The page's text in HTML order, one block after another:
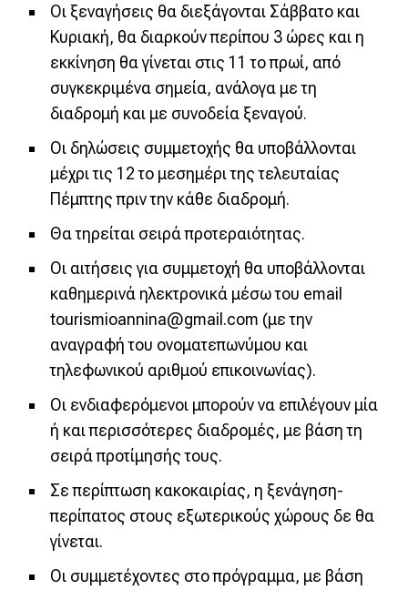
Οι ξεναγήσεις θα διεξάγονται Σάββατο και
Κυριακή, θα διαρκούν περίπου 3 ώρες και η
εκκίνηση θα γίνεται στις 11 το πρωί, από
συγκεκριμένα σημεία, ανάλογα με τη
διαδρομή και με συνοδεία ξεναγού.
Οι δηλώσεις συμμετοχής θα υποβάλλονται
μέχρι τις 12 το μεσημέρι της τελευταίας
Πέμπτης πριν την κάθε διαδρομή.
Θα τηρείται σειρά προτεραιότητας.
Οι αιτήσεις για συμμετοχή θα υποβάλλονται
καθημερινά ηλεκτρονικά μέσω του email
tourismioannina@gmail.com (με την
αναγραφή του ονοματεπωνύμου και
τηλεφωνικού αριθμού επικοινωνίας).
Οι ενδιαφερόμενοι μπορούν να επιλέγουν μία
ή και περισσότερες διαδρομές, με βάση τη
σειρά προτίμησής τους.
Σε περίπτωση κακοκαιρίας, η ξενάγηση-
περίπατος στους εξωτερικούς χώρους δε θα
γίνεται.
Οι συμμετέχοντες στο πρόγραμμα, με βάση